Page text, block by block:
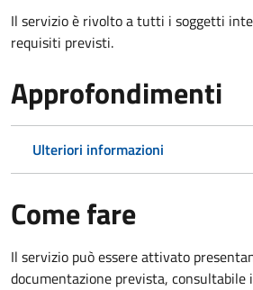
Il servizio è rivolto a tutti i soggetti
requisiti previsti.
Approfondimenti
Ulteriori informazioni
Come fare
Il servizio può essere attivato
documentazione prevista, consultabile